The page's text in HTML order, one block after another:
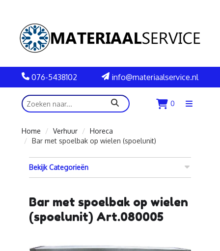
076-5438102 info@materiaalservice.nl
zoeken 0
Menu
Home
Verhuur
Horeca
Bar met spoelbak op wielen (spoelunit)
Bekijk Categorieën
Bar met spoelbak op wielen
(spoelunit) Art.080005